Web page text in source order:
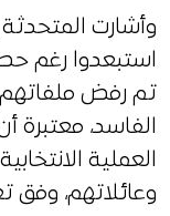
وأشارت
استبعدوا رغم
تم رفض ملفاتهم
الفاسد، معتبرة
العملية
وعائلاتهم، وفق